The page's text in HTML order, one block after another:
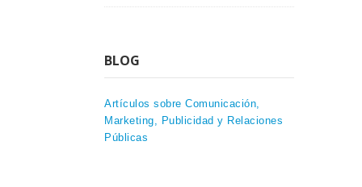
BLOG
Artículos sobre Comunicación,
Marketing, Publicidad y Relaciones
Públicas